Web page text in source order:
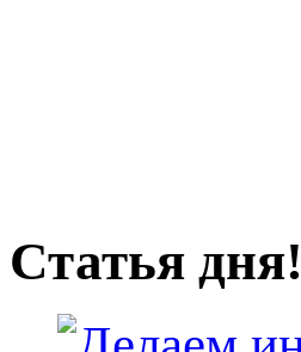
Статья дня!